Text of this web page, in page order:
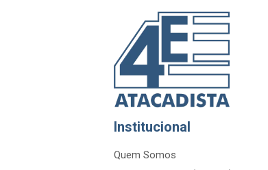
Institucional
Quem Somos